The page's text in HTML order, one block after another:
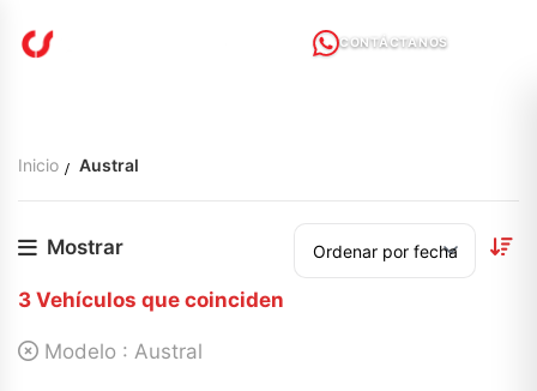
CONTÁCTANOS
Inicio Austral
Mostrar
3 Vehículos que coinciden
Modelo : Austral